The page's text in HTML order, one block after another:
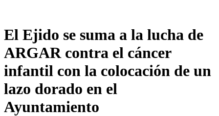
El Ejido se suma a la lucha de
ARGAR contra el cáncer
infantil con la colocación de un
lazo dorado en el
Ayuntamiento